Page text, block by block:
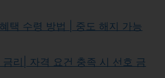
택 수령 방법 | 중도 해지 가능
리| 자격 요건 충족 시 선호 금